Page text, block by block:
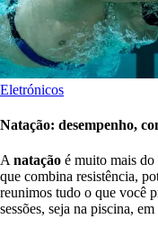
Eletrónicos
Natação: desempenho,
A natação é muito mais
que combina resistência,
reunimos tudo o que você
sessões, seja na piscina,